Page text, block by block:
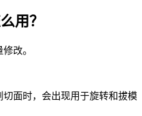
用？
改。
面时，会出现用于旋转和拔模